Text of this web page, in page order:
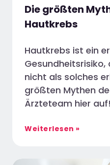
Die größten
Hautkrebs
Hautkrebs ist ein
Gesundheitsrisiko,
nicht als solches
größten Mythen
Ärzteteam hier auf!
Weiterlesen »